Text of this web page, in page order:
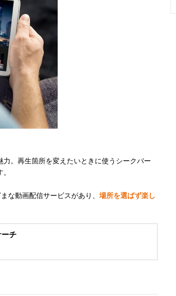
。再生箇所を変えたいときに使うシークバー
な動画配信サービスがあり、 場所を選ばず楽し
チ